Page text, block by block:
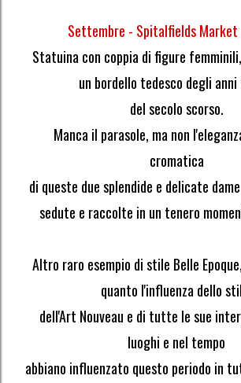
Settembre - Spitalfields Market
Statuina con coppia di figure
un bordello tedesco degli
del secolo scorso.
Manca il parasole, ma non
cromatica
di queste due splendide e delicate
sedute e raccolte in un tenero
Altro raro esempio di stile Belle
quanto l'influenza dello
dell'Art Nouveau e di tutte le sue
luoghi e nel tempo
abbiano influenzato questo periodo in